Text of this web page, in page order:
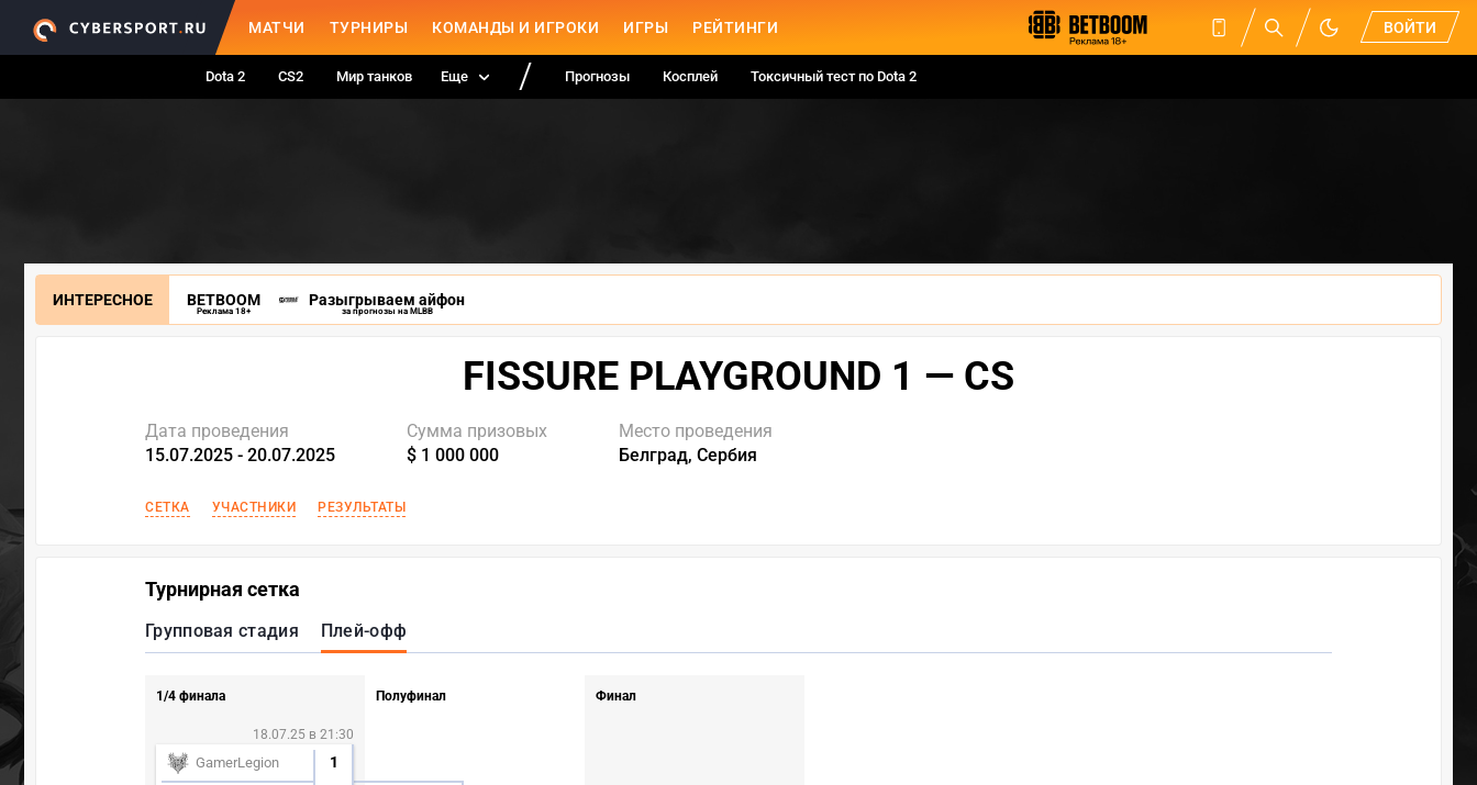
МАТЧИ ТУРНИРЫ КОМАНДЫ И ИГРОКИ ИГРЫ РЕЙТИНГИ ВОЙТИ
Dota 2 CS2 Мир танков Еще Прогнозы Косплей Токсичный тест по Dota 2
ИНТЕРЕСНОЕ BETBOOM
Реклама 18+
Разыгрываем айфон
за прогнозы на MLBB
FISSURE PLAYGROUND 1 — CS
Дата проведения
15.07.2025 - 20.07.2025
Сумма призовых
$ 1 000 000
Место проведения
Белград, Сербия
СЕТКА УЧАСТНИКИ РЕЗУЛЬТАТЫ
Турнирная сетка
Групповая стадия Плей-офф
1/4 финала
18.07.25 в 21:30
GamerLegion 1
Полуфинал Финал